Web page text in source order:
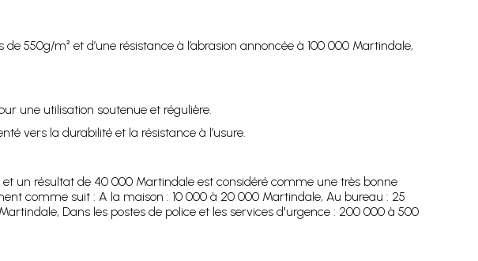
550g/m² et d’une résistance à l’abrasion annoncée à 100 000 Martindale,
une utilisation soutenue et régulière.
vers la durabilité et la résistance à l’usure.
un résultat de 40 000 Martindale est considéré comme une très bonne
comme suit : A la maison : 10 000 à 20 000 Martindale, Au bureau : 25
Dans les postes de police et les services d'urgence : 200 000 à 500